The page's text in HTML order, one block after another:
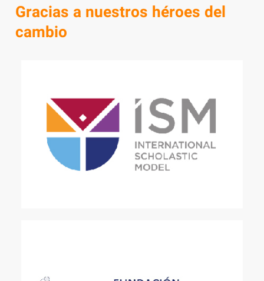
Gracias a nuestros héroes del
cambio